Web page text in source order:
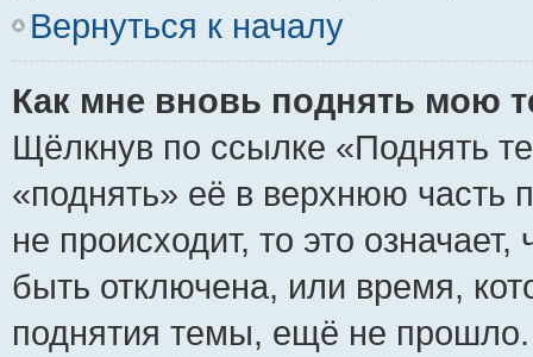
Вернуться к началу
Как мне вновь поднять мою
Щёлкнув по ссылке «Поднять
«поднять» её в верхнюю часть
не происходит, то это
быть отключена, или время,
поднятия темы, ещё не